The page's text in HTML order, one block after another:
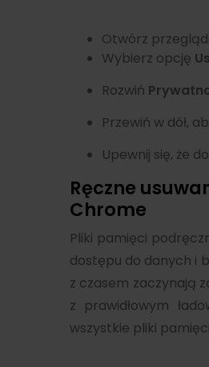
Otwórz
Wybierz opcję
Rozwiń
Przewiń w dół,
Upewnij się, że
Ręczne
Chrome
Pliki pamięci
dostępu do danych i
z czasem zaczynają
z prawidłowym
wszystkie pliki